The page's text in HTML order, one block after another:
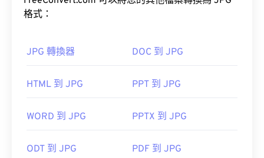
WebP，WebP 是一種更新、更易壓縮的檔案格式。
如何開啟 JPG 檔案檔案？
格式：
JPG 轉換器 DOC 到 JPG
HTML 到 JPG PPT 到 JPG
WORD 到 JPG PPTX 到 JPG
ODT 到 JPG PDF 到 JPG